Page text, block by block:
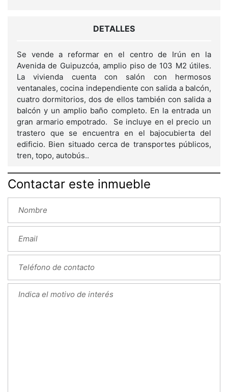
DETALLES
Se vende a reformar en el centro de Irún en la
Avenida de Guipuzcóa, amplio piso de 103 M2 útiles.
La vivienda cuenta con salón con hermosos
ventanales, cocina independiente con salida a balcón,
cuatro dormitorios, dos de ellos también con salida a
balcón y un amplio baño completo. En la entrada un
gran armario empotrado. Se incluye en el precio un
trastero que se encuentra en el bajocubierta del
edificio. Bien situado cerca de transportes públicos,
tren, topo, autobús..
Contactar este inmueble